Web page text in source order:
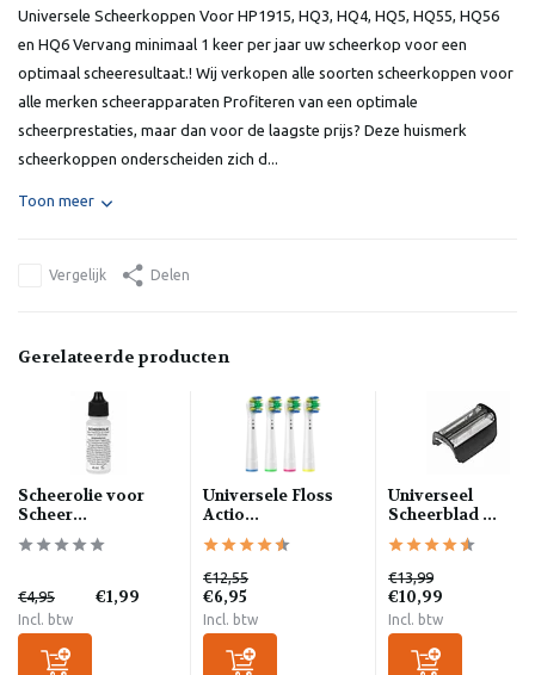
Universele Scheerkoppen Voor HP1915, HQ3, HQ4, HQ5, HQ55, HQ56
en HQ6 Vervang minimaal 1 keer per jaar uw scheerkop voor een
optimaal scheeresultaat.! Wij verkopen alle soorten scheerkoppen voor
alle merken scheerapparaten Profiteren van een optimale
scheerprestaties, maar dan voor de laagste prijs? Deze huismerk
scheerkoppen onderscheiden zich d...
Toon meer
Vergelijk Delen
Gerelateerde producten
Scheerolie voor
Scheer...
€4,95 €1,99
Incl. btw
Universele Floss
Actio...
€12,55
€6,95
Incl. btw
Universeel
Scheerblad ...
€13,99
€10,99
Incl. btw